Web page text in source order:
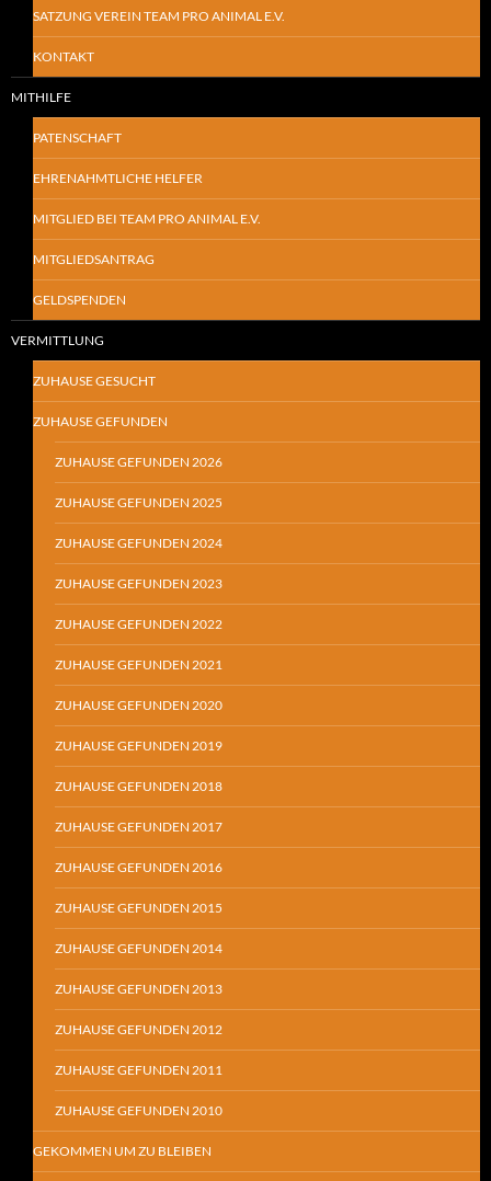
SATZUNG VEREIN TEAM PRO ANIMAL E.V.
KONTAKT
MITHILFE
PATENSCHAFT
EHRENAHMTLICHE HELFER
MITGLIED BEI TEAM PRO ANIMAL E.V.
MITGLIEDSANTRAG
GELDSPENDEN
VERMITTLUNG
ZUHAUSE GESUCHT
ZUHAUSE GEFUNDEN
ZUHAUSE GEFUNDEN 2026
ZUHAUSE GEFUNDEN 2025
ZUHAUSE GEFUNDEN 2024
ZUHAUSE GEFUNDEN 2023
ZUHAUSE GEFUNDEN 2022
ZUHAUSE GEFUNDEN 2021
ZUHAUSE GEFUNDEN 2020
ZUHAUSE GEFUNDEN 2019
ZUHAUSE GEFUNDEN 2018
ZUHAUSE GEFUNDEN 2017
ZUHAUSE GEFUNDEN 2016
ZUHAUSE GEFUNDEN 2015
ZUHAUSE GEFUNDEN 2014
ZUHAUSE GEFUNDEN 2013
ZUHAUSE GEFUNDEN 2012
ZUHAUSE GEFUNDEN 2011
ZUHAUSE GEFUNDEN 2010
GEKOMMEN UM ZU BLEIBEN